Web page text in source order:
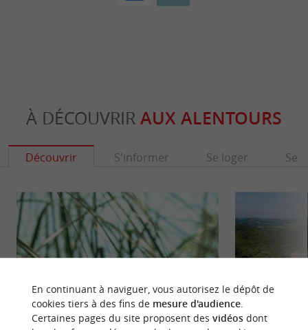
À DÉCOUVRIR AUX ALENTOURS
Découvrir S'informer Se loger Se
En continuant à naviguer, vous autorisez le dépôt de
cookies tiers à des fins de mesure d'audience.
Certaines pages du site proposent des vidéosdont